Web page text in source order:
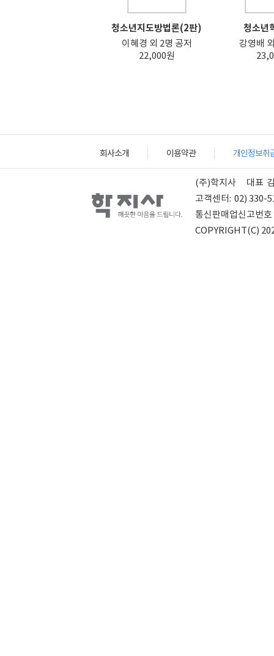
청소년지도방법론(2판)
이혜경 외 2명 공저
22,000원
청소년
강영배
회사소개 이용약관 개인정보취
(주)학지사 대표
고객센터: 02) 330-
통신판매업신고번호
COPYRIGHT(C)